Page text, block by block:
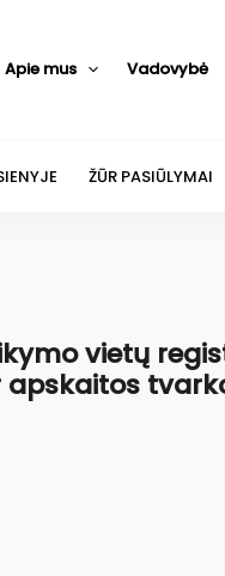
Apie mus Vadovybė
ŽŪR PASIŪLYMAI
vietų
apskaitos